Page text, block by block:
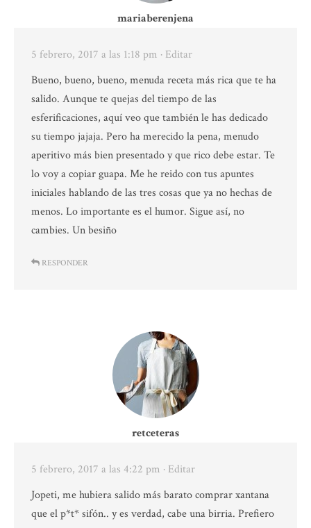
mariaberenjena
5 febrero, 2017 a las 1:18 pm · Editar
Bueno, bueno, bueno, menuda receta más rica que te ha
salido. Aunque te quejas del tiempo de las
esferificaciones, aquí veo que también le has dedicado
su tiempo jajaja. Pero ha merecido la pena, menudo
aperitivo más bien presentado y que rico debe estar. Te
lo voy a copiar guapa. Me he reido con tus apuntes
iniciales hablando de las tres cosas que ya no hechas de
menos. Lo importante es el humor. Sigue así, no
cambies. Un besiño
RESPONDER
retceteras
5 febrero, 2017 a las 4:22 pm · Editar
Jopeti, me hubiera salido más barato comprar xantana
que el p*t* sifón.. y es verdad, cabe una birria. Prefiero